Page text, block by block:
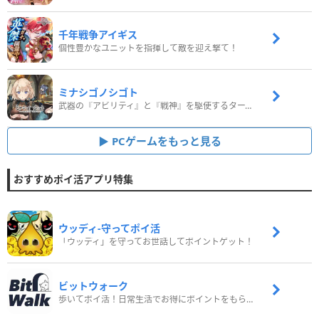
千年戦争アイギス
個性豊かなユニットを指揮して敵を迎え撃て！
ミナシゴノシゴト
武器の『アビリティ』と『戦神』を駆使するターン制コマンドバトルRPG！
PCゲームをもっと見る
おすすめポイ活アプリ特集
ウッディ‐守ってポイ活
「ウッディ」を守ってお世話してポイントゲット！
ビットウォーク
歩いてポイ活！日常生活でお得にポイントをもらおう